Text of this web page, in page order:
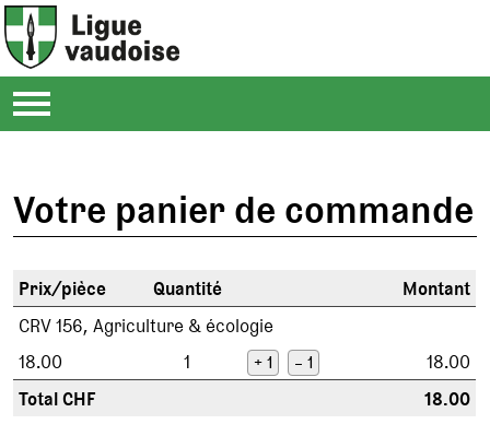
Votre panier de commande
Prix/pièce Quantité
Montant
CRV 156, Agriculture & écologie
18.00
1 + 1 – 1
18.00
Total CHF
18.00